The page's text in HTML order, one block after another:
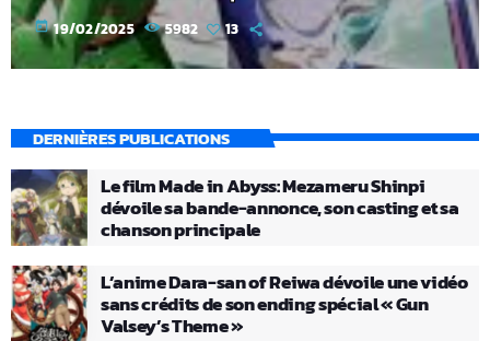
today 19/02/2025 5982 13
DERNIÈRES PUBLICATIONS
Le film Made in Abyss: Mezameru Shinpi
dévoile sa bande-annonce, son casting et sa
chanson principale
L’anime Dara-san of Reiwa dévoile une vidéo
sans crédits de son ending spécial « Gun
Valsey’s Theme »